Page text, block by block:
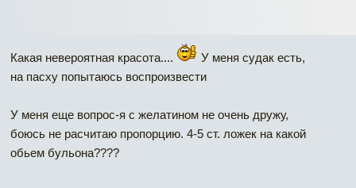
Какая невероятная красота....
У меня судак есть,
на пасху попытаюсь воспроизвести
У меня еще вопрос-я с желатином не очень дружу,
боюсь не расчитаю пропорцию. 4-5 ст. ложек на какой
обьем бульона????